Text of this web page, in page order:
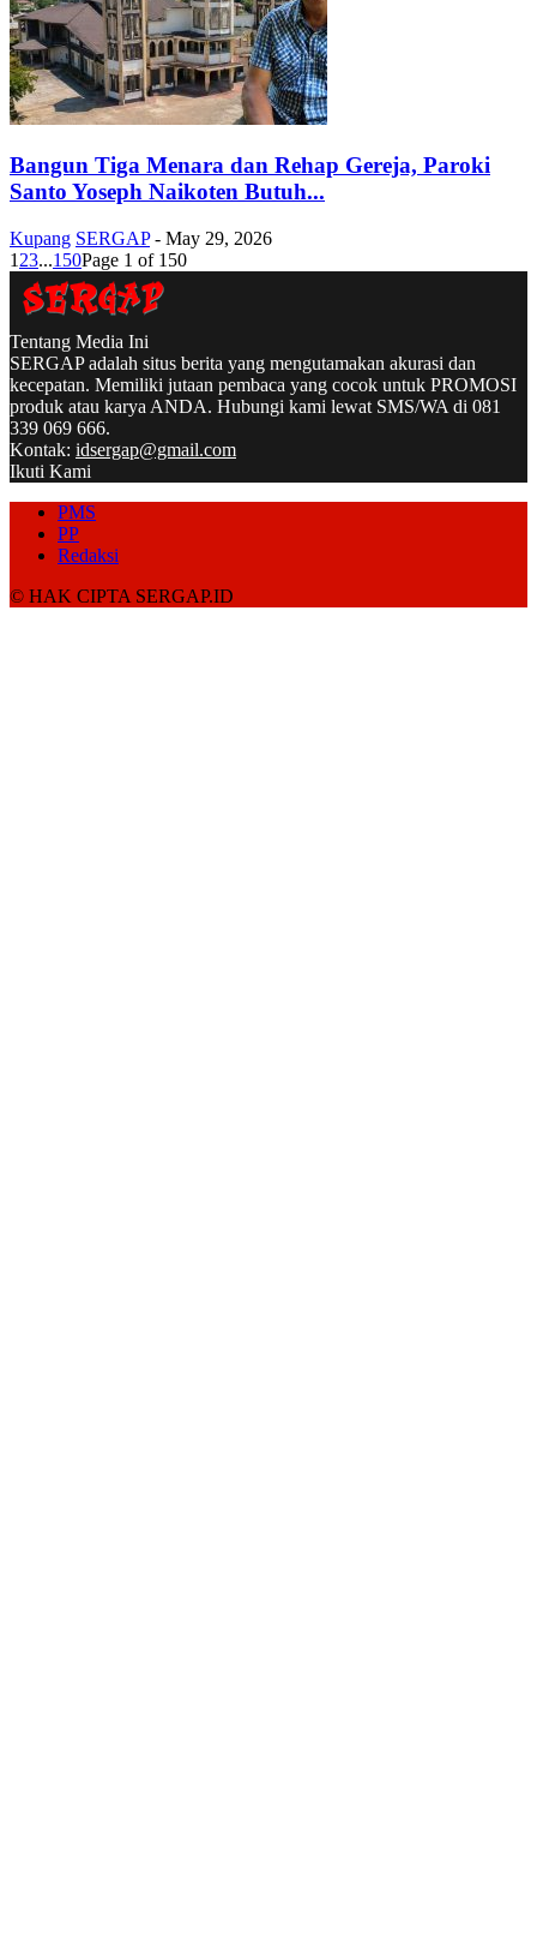
Bangun Tiga Menara dan Rehap Gereja, Paroki
Santo Yoseph Naikoten Butuh...
Kupang SERGAP - May 29, 2026
1 23...150Page 1 of 150
Tentang Media Ini
SERGAP adalah situs berita yang mengutamakan akurasi dan
kecepatan. Memiliki jutaan pembaca yang cocok untuk PROMOSI
produk atau karya ANDA. Hubungi kami lewat SMS/WA di 081
339 069 666.
Kontak: idsergap@gmail.com
Ikuti Kami
PMS
PP
Redaksi
© HAK CIPTA SERGAP.ID